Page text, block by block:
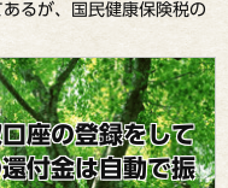
るが、国民健康保険税の
座の登録をして
付金は自動で振